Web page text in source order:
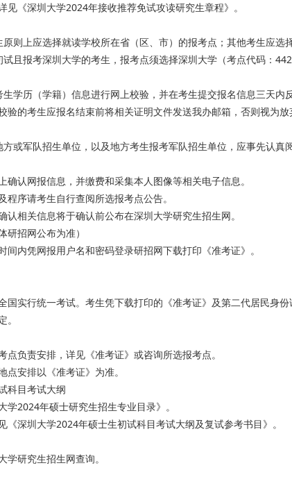
见《深圳大学2024年接收推荐免试攻读研究生章程》。
原则上应选择就读学校所在省（区、市）的报考点；其他考生应选
试且报考深圳大学的考生，报考点须选择深圳大学（考点代码：
生学历（学籍）信息进行网上校验，并在考生提交报名信息三天内
验的考生应报名结束前将相关证明文件发送我办邮箱，否则视为
方或军队招生单位，以及地方考生报考军队招生单位，应事先认
确认网报信息，并缴费和采集本人图像等相关电子信息。
程序请考生自行查阅所选报考点公告。
认相关信息将于确认前公布在深圳大学研究生招生网。
研招网公布为准）
间内凭网报用户名和密码登录研招网下载打印《准考证》。
国实行统一考试。考生凭下载打印的《准考证》及第二代居民身份
。
点负责安排，详见《准考证》或咨询所选报考点。
点安排以《准考证》为准。
科目考试大纲
学2024年硕士研究生招生专业目录》。
《深圳大学2024年硕士生初试科目考试大纲及复试参考书目》。
学研究生招生网查询。